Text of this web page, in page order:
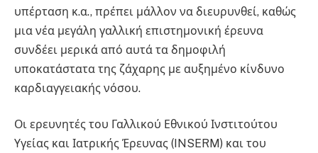
υπέρταση κ.α., πρέπει μάλλον να διευρυνθεί, καθώς
μια νέα μεγάλη γαλλική επιστημονική έρευνα
συνδέει μερικά από αυτά τα δημοφιλή
υποκατάστατα της ζάχαρης με αυξημένο κίνδυνο
καρδιαγγειακής νόσου.
Οι ερευνητές του Γαλλικού Εθνικού Ινστιτούτου
Υγείας και Ιατρικής Έρευνας (INSERM) και του